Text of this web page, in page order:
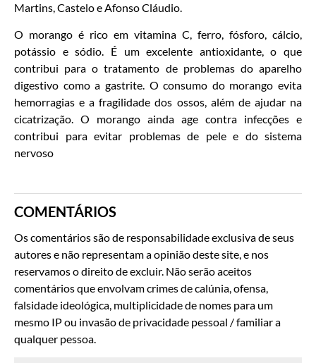
Martins, Castelo e Afonso Cláudio.
O morango é rico em vitamina C, ferro, fósforo, cálcio,
potássio e sódio. É um excelente antioxidante, o que
contribui para o tratamento de problemas do aparelho
digestivo como a gastrite. O consumo do morango evita
hemorragias e a fragilidade dos ossos, além de ajudar na
cicatrização. O morango ainda age contra infecções e
contribui para evitar problemas de pele e do sistema
nervoso
COMENTÁRIOS
Os comentários são de responsabilidade exclusiva de seus
autores e não representam a opinião deste site, e nos
reservamos o direito de excluir. Não serão aceitos
comentários que envolvam crimes de calúnia, ofensa,
falsidade ideológica, multiplicidade de nomes para um
mesmo IP ou invasão de privacidade pessoal / familiar a
qualquer pessoa.